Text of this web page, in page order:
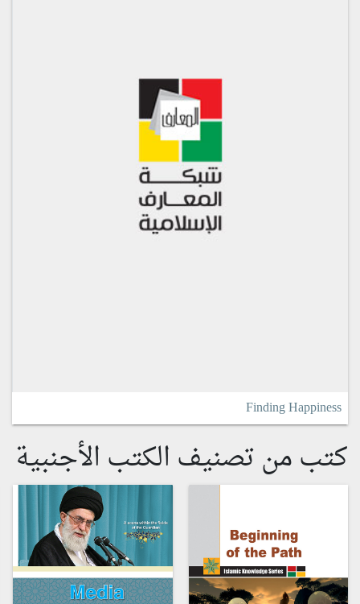
Finding Happiness
كتب من تصنيف الكتب الأجنبية